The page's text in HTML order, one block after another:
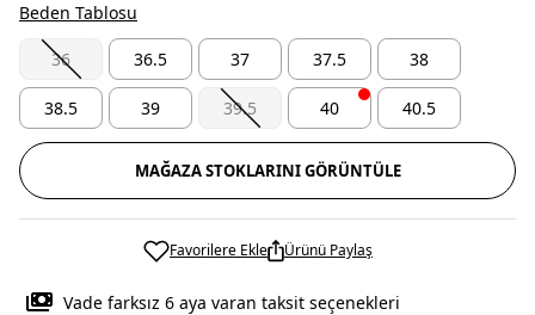
Beden Tablosu
36 36.5 37 37.5 38
38.5 39 39.5 40 40.5
MAĞAZA STOKLARINI GÖRÜNTÜLE
Favorilere Ekle Ürünü Paylaş
Vade farksız 6 aya varan taksit seçenekleri